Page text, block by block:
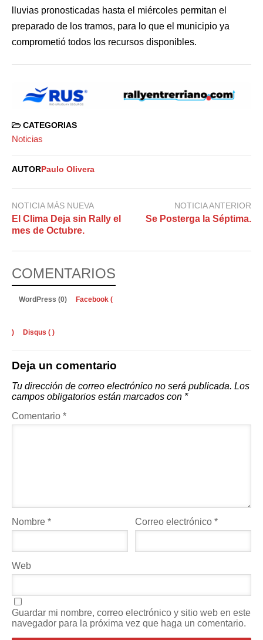
lluvias pronosticadas hasta el miércoles permitan el
preparado de los tramos, para lo que el municipio ya
comprometió todos los recursos disponibles.
CATEGORIAS
Noticias
AUTOR Paulo Olivera
NOTICIA MÁS NUEVA
El Clima Deja sin Rally el
mes de Octubre.
NOTICIA ANTERIOR
Se Posterga la Séptima.
COMENTARIOS
WordPress (0) Facebook (
) Disqus ( )
Deja un comentario
Tu dirección de correo electrónico no será publicada. Los
campos obligatorios están marcados con *
Comentario *
Nombre * Correo electrónico*
Web
Guardar mi nombre, correo electrónico y sitio web en este
navegador para la próxima vez que haga un comentario.